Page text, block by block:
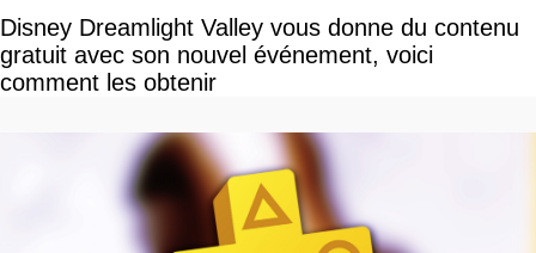
Disney Dreamlight Valley vous donne du contenu
gratuit avec son nouvel événement, voici
comment les obtenir